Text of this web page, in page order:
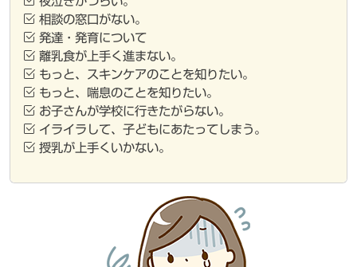
相談の窓口がない。
発達・発育について
離乳食が上手く進まない。
もっと、スキンケアのことを知りたい。
もっと、喘息のことを知りたい。
お子さんが学校に行きたがらない。
イライラして、子どもにあたってしまう。
授乳が上手くいかない。